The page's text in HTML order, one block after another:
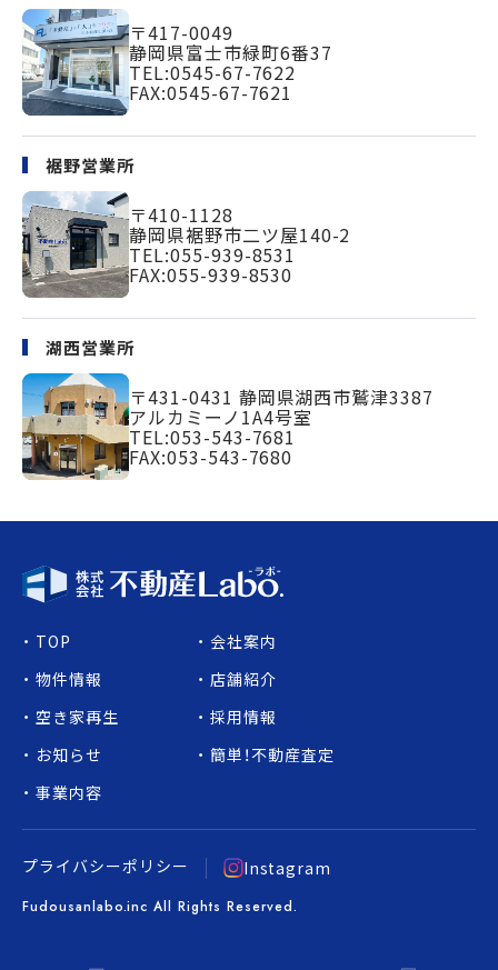
〒417-0049
静岡県富士市緑町6番37
TEL:0545-67-7622
FAX:0545-67-7621
裾野営業所
〒410-1128
静岡県裾野市二ツ屋140-2
TEL:055-939-8531
FAX:055-939-8530
湖西営業所
〒431-0431 静岡県湖西市鷲津3387
アルカミーノ1A4号室
TEL:053-543-7681
FAX:053-543-7680
プライバシーポリシー Instagram
Fudousanlabo.inc All Rights Reserved.
TOP
お知らせ
店舗紹介
物件情報
事業内容
採用情報
空き家再生
会社案内
簡単！不動産査定